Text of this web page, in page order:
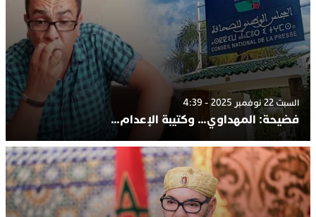
السبت 22 نوفمبر 2025 - 4:39
فضيحة: المهداوي… وكتيبة الإعدام…